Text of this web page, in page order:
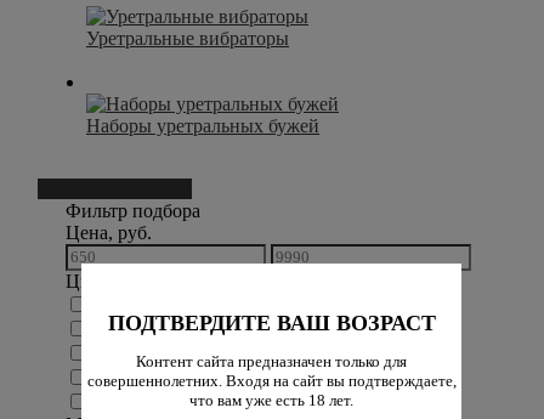
ПОДТВЕРДИТЕ ВАШ ВОЗРАСТ
Контент сайта предназначен только для
совершеннолетних. Входя на сайт вы подтверждаете,
что вам уже есть 18 лет.
Уретральные вибраторы
Наборы уретральных бужей
Фильтр подбора
Цена, руб.
Цвет
белый
золотистый
серебристый